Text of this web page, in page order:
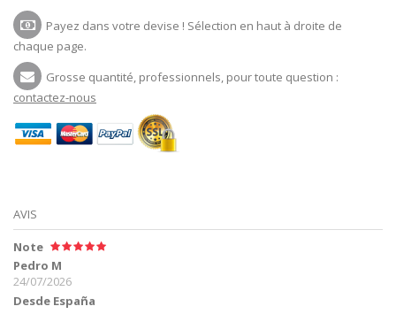
Payez dans votre devise ! Sélection en haut à droite de
chaque page.
Grosse quantité, professionnels, pour toute question :
contactez-nous
AVIS
Note
Pedro M
24/07/2026
Desde España